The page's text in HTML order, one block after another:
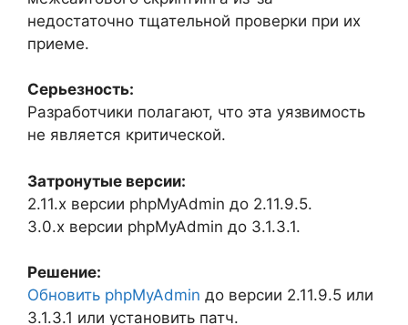
недостаточно тщательной проверки при их
приеме.
Серьезность:
Разработчики полагают, что эта уязвимость
не является критической.
Затронутые версии:
2.11.x версии phpMyAdmin до 2.11.9.5.
3.0.x версии phpMyAdmin до 3.1.3.1.
Решение:
Обновить phpMyAdmin до версии 2.11.9.5 или
3.1.3.1 или установить патч.